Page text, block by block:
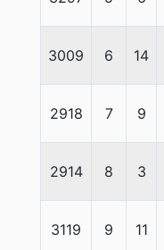
3009 6 14
2918 7 9
2914 8 3
3119 9 11